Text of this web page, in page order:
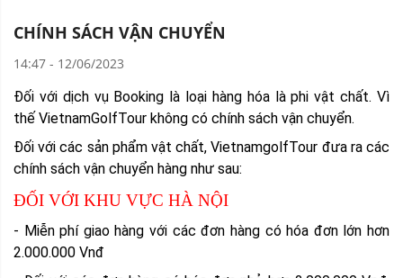
CHÍNH SÁCH VẬN CHUYỂN
14:47 - 12/06/2023
Đối với dịch vụ Booking là loại hàng hóa là phi vật chất. Vì
thế VietnamGolfTour không có chính sách vận chuyển.
Đối với các sản phẩm vật chất, VietnamgolfTour đưa ra các
chính sách vận chuyển hàng như sau:
ĐỐI VỚI KHU VỰC HÀ NỘI
- Miễn phí giao hàng với các đơn hàng có hóa đơn lớn hơn
2.000.000 Vnđ